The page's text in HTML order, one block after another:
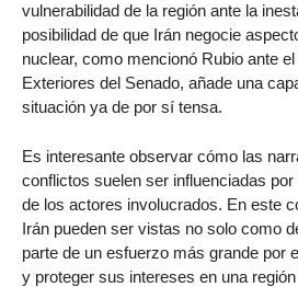
vulnerabilidad de la región ante la
posibilidad de que Irán negocie
nuclear, como mencionó Rubio ante
Exteriores del Senado, añade una
situación ya de por sí tensa.
Es interesante observar cómo las
conflictos suelen ser influenciadas
de los actores involucrados. En este
Irán pueden ser vistas no solo como
parte de un esfuerzo más grande por
y proteger sus intereses en una